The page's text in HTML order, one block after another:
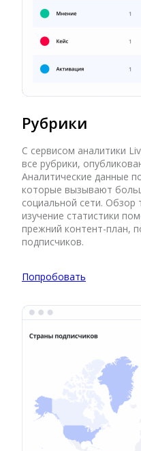
Рубрики
С сервисом аналитики
все рубрики,
Аналитические данные
которые вызывают
социальной сети.
изучение статистики
прежний контент-план,
подписчиков.
Попробовать